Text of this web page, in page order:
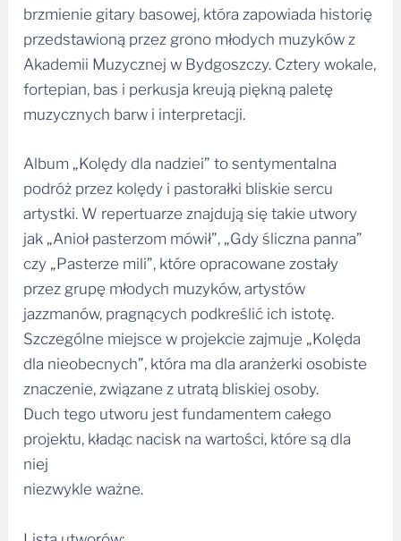
brzmienie gitary basowej, która zapowiada historię
przedstawioną przez grono młodych muzyków z
Akademii Muzycznej w Bydgoszczy. Cztery wokale,
fortepian, bas i perkusja kreują piękną paletę
muzycznych barw i interpretacji.
Album „Kolędy dla nadziei” to sentymentalna
podróż przez kolędy i pastorałki bliskie sercu
artystki. W repertuarze znajdują się takie utwory
jak „Anioł pasterzom mówił”, „Gdy śliczna panna”
czy „Pasterze mili”, które opracowane zostały
przez grupę młodych muzyków, artystów
jazzmanów, pragnących podkreślić ich istotę.
Szczególne miejsce w projekcie zajmuje „Kolęda
dla nieobecnych”, która ma dla aranżerki osobiste
znaczenie, związane z utratą bliskiej osoby.
Duch tego utworu jest fundamentem całego
projektu, kładąc nacisk na wartości, które są dla
niej
niezwykle ważne.